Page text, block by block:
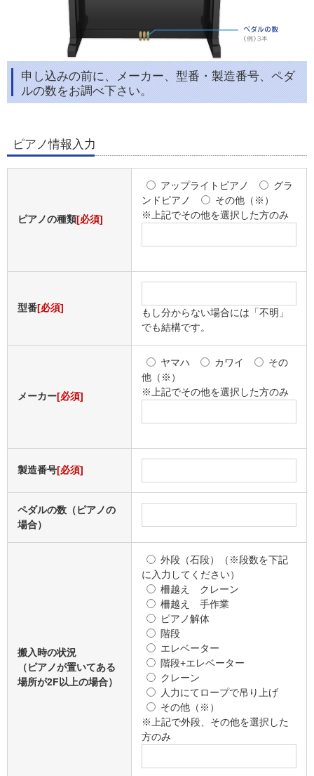
申し込みの前に、メーカー、型番・製造番号、ペダ
ルの数をお調べ下さい。
ピアノ情報入力
ピアノの種類[必須]
アップライトピアノ
グラ
ンドピアノ
その他（※）
※上記でその他を選択した方のみ
型番[必須] もし分からない場合には「不明 」
でも結構です。
メーカー[必須]
ヤマハ カワイ
その
他（※）
※上記でその他を選択した方のみ
製造番号[必須]
ペダルの数（ピアノの
場合）
搬入時の状況
（ピアノが置いてある
場所が2F以上の場合）
外段（石段）（※段数を下記
に入力してください）
柵越え クレーン
柵越え 手作業
ピアノ解体
階段
エレベーター
階段+エレベーター
クレーン
人力にてロープで吊り上げ
その他（※）
※上記で外段、その他を選択した
方のみ